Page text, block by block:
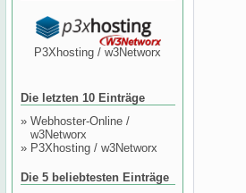
P3Xhosting / w3Networx
Die letzten 10 Einträge
» Webhoster-Online /
w3Networx
» P3Xhosting / w3Networx
Die 5 beliebtesten Einträge